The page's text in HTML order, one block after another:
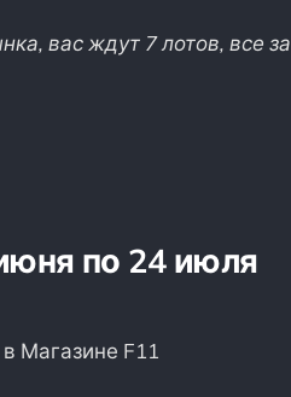
вас ждут 7 лотов, все за
по 24 июля
Магазине F11